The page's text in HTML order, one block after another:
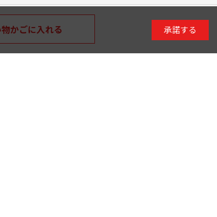
かごに入れる 承諾する